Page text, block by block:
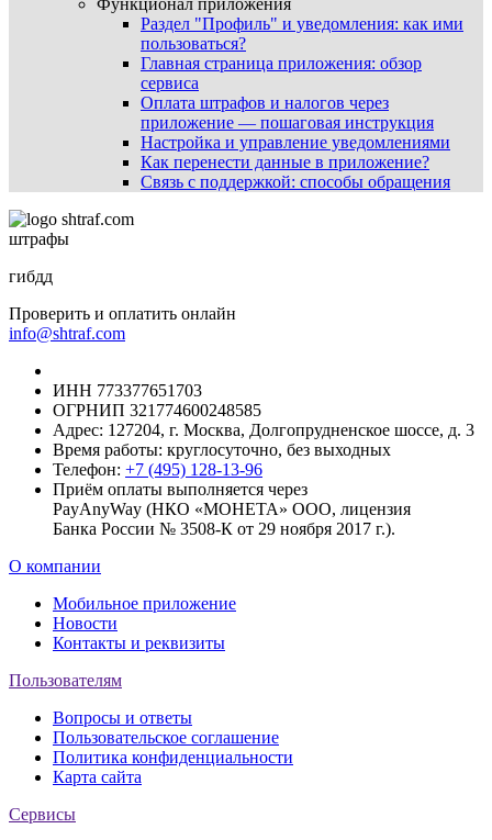
Раздел "Профиль" и уведомления: как ими
пользоваться?
Главная страница приложения: обзор
сервиса
Оплата штрафов и налогов через
приложение — пошаговая инструкция
Настройка и управление уведомлениями
Как перенести данные в приложение?
Связь с поддержкой: способы обращения
штрафы
гибдд
Проверить и оплатить онлайн
info@shtraf.com
ИНН 773377651703
ОГРНИП 321774600248585
Адрес: 127204, г. Москва, Долгопрудненское шоссе, д. 3
Время работы: круглосуточно, без выходных
Телефон: +7 (495) 128-13-96
Приём оплаты выполняется через
PayAnyWay (НКО «МОНЕТА» ООО, лицензия
Банка России № 3508-К от 29 ноября 2017 г.).
О компании
Мобильное приложение
Новости
Контакты и реквизиты
Пользователям
Вопросы и ответы
Пользовательское соглашение
Политика конфиденциальности
Карта сайта
Сервисы